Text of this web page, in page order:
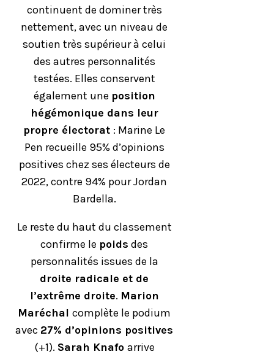
continuent de dominer très
nettement, avec un niveau de
soutien très supérieur à celui
des autres personnalités
testées. Elles conservent
également une position
hégémonique dans leur
propre électorat : Marine Le
Pen recueille 95% d’opinions
positives chez ses électeurs de
2022, contre 94% pour Jordan
Bardella.
Le reste du haut du classement
confirme le poids des
personnalités issues de la
droite radicale et de
l’extrême droite. Marion
Maréchalcomplète le podium
avec 27% d’opinions positives
(+1). Sarah Knafo arrive